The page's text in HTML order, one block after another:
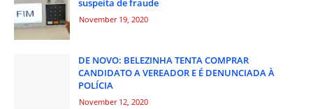
suspeita de fraude
November 19, 2020
DE NOVO: BELEZINHA TENTA COMPRAR
CANDIDATO A VEREADOR E É DENUNCIADA À
POLÍCIA
November 12, 2020